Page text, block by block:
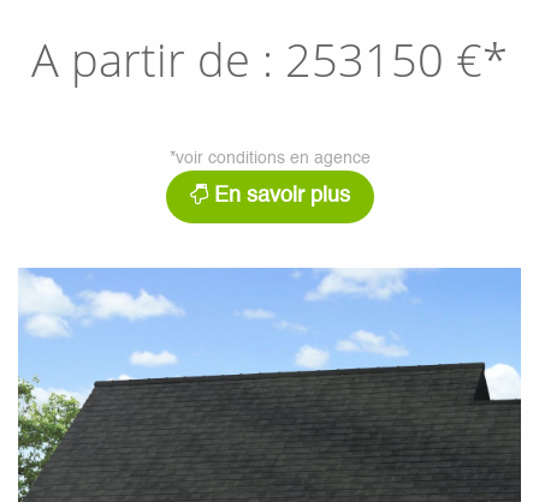
A partir de : 253150 €*
*voir conditions en agence
En savoir plus